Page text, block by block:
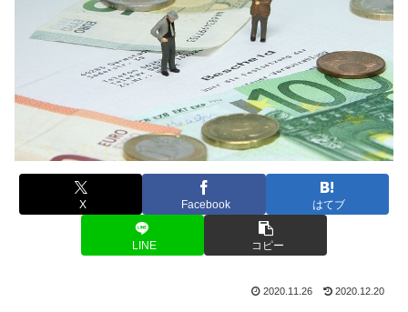
X Facebook はてブ
LINE コピー
2020.11.26 2020.12.20